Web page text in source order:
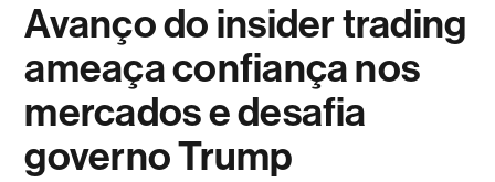
Avanço do insider trading
ameaça confiança nos
mercados e desafia
governo Trump